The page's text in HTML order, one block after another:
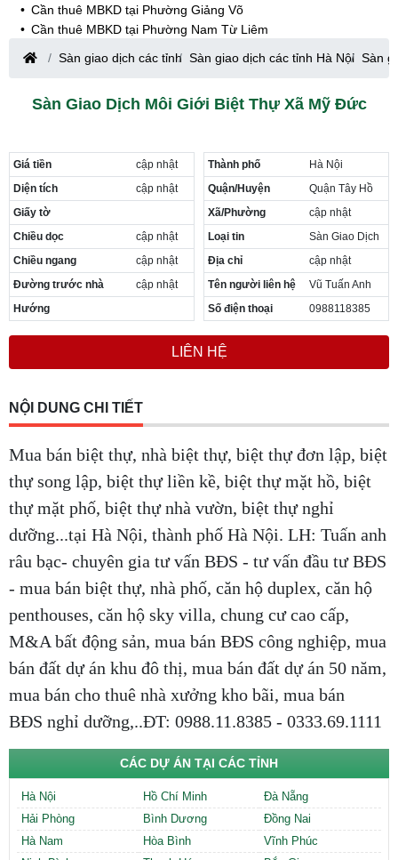
Cần thuê MBKD tại Phường Giảng Võ
Cần thuê MBKD tại Phường Nam Từ Liêm
Cần thuê MBKD tại Phường Cầu Giấy
Cần thuê MBKD tại Phường Thanh Xuân
Cần thuê MBKD tại Phường Hà Đông
Cần thuê MBKD tại Phường Yên Hòa
Cần thuê MBKD tại Phường Nghĩa Độ
Cần thuê MBKD tại Phường Phương Liệt
Cần thuê MBKD tại Phường Khương Đình
Cần thuê MBKD tại Phường Yên Sở
Cần thuê MBKD tại Phường Hoàng Liệt
Cần thuê MBKD tại Phường Định Công
Cần thuê MBKD tại Phường Tương Mai
Cần thuê MBKD tại Phường Vĩnh Hưng
Cần thuê MBKD tại Phường Lĩnh Nam
Cần thuê MBKD tại Phường Hồng Hà
Cần thuê MBKD tại Phường Văn Miếu
Cần thuê MBKD tại Phường Kim Liên
Cần thuê MBKD tại Phường Vĩnh Tuy
Sàn giao dịch các tỉnh Sàn giao dịch các tỉnh Hà Nội Sàn
Sàn Giao Dịch Môi Giới Biệt Thự Xã Mỹ Đức
Giá tiền
cập nhật
Diện tích
cập nhật
Giấy tờ
Chiều dọc
cập nhật
Chiều ngang
cập nhật
Đường trước nhà
cập nhật
Hướng
Thành phố
Hà Nội
Quận/Huyện
Quận Tây Hồ
Xã/Phường
cập nhật
Loại tin
Sàn Giao Dịch
Địa chỉ
cập nhật
Tên người liên hệ
Vũ Tuấn Anh
Số điện thoại
0988118385
LIÊN HỆ
NỘI DUNG CHI TIẾT
Mua bán biệt thự, nhà biệt thự, biệt thự đơn lập, biệt
thự song lập, biệt thự liền kề, biệt thự mặt hồ, biệt
thự mặt phố, biệt thự nhà vườn, biệt thự nghỉ
dưỡng...tại Hà Nội, thành phố Hà Nội. LH: Tuấn anh
râu bạc- chuyên gia tư vấn BĐS - tư vấn đầu tư BĐS
- mua bán biệt thự, nhà phố, căn hộ duplex, căn hộ
penthouses, căn hộ sky villa, chung cư cao cấp,
M&A bất động sản, mua bán BĐS công nghiệp, mua
bán đất dự án khu đô thị, mua bán đất dự án 50 năm,
mua bán cho thuê nhà xưởng kho bãi, mua bán
BĐS nghỉ dưỡng,..ĐT: 0988.11.8385 - 0333.69.1111
CÁC DỰ ÁN TẠI CÁC TỈNH
Hà Nội Hồ Chí Minh
Đà Nẵng
Hải Phòng
Bình Dương
Đồng Nai
Hà Nam
Hòa Bình
Vĩnh Phúc